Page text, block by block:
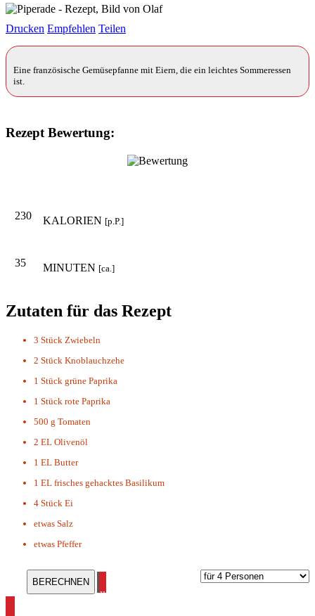
Drucken Empfehlen Teilen
Eine französische Gemüsepfanne mit Eiern, die ein leichtes Sommeressen
ist.
Rezept Bewertung:
230 KALORIEN [p.P.]
35 MINUTEN [ca.]
Zutaten für das Rezept
3 Stück Zwiebeln
2 Stück Knoblauchzehe
1 Stück grüne Paprika
1 Stück rote Paprika
500 g Tomaten
2 EL Olivenöl
1 EL Butter
1 EL frisches gehacktes Basilikum
4 Stück Ei
etwas Salz
etwas Pfeffer
alle Gemüseauflauf Rezepte ansehen